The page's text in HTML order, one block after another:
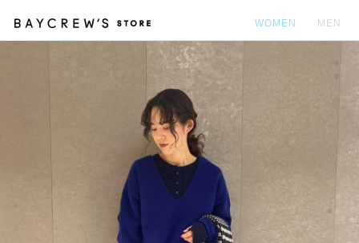
WOMEN MEN